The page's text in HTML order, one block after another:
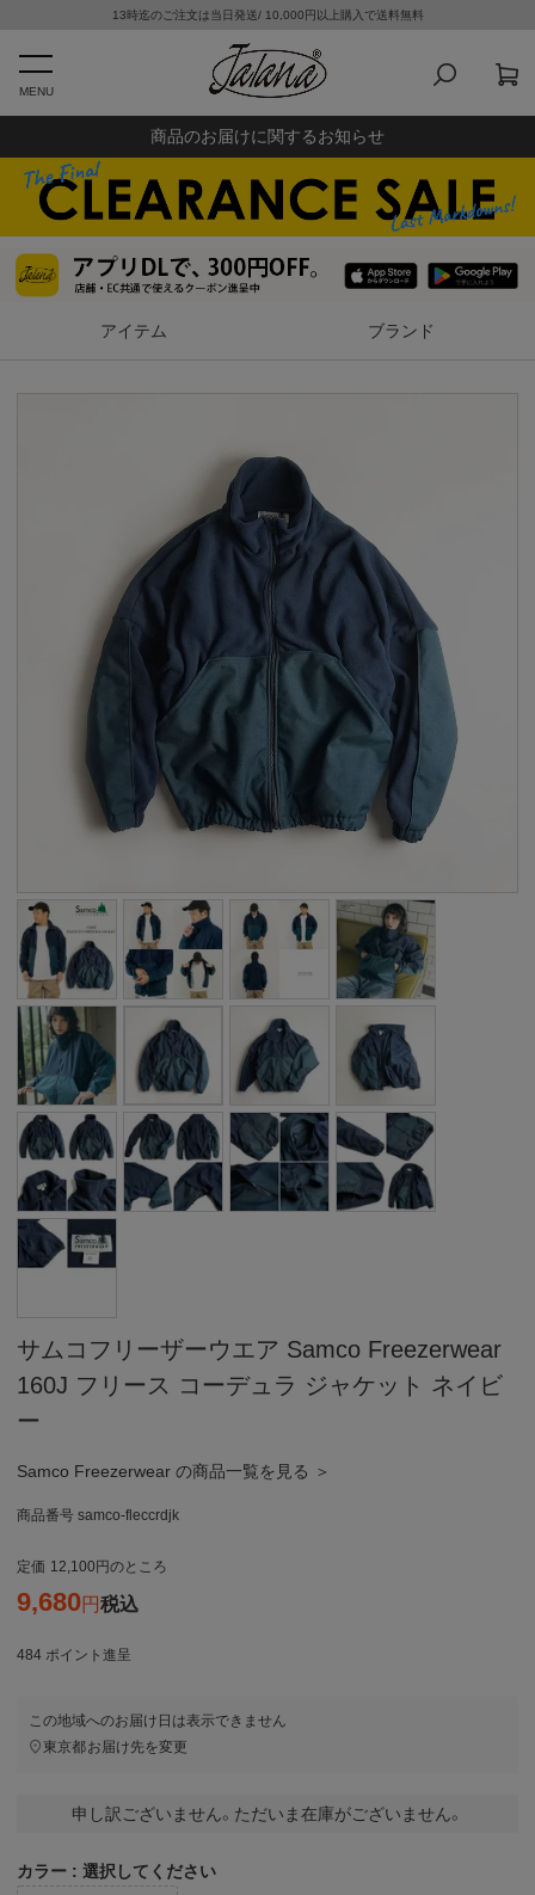
13時迄のご注文は当日発送/ 10,000円以上購入で送料無料
MENU
商品のお届けに関するお知らせ
アイテム ブランド
サムコフリーザーウエア Samco Freezerwear
160J フリース コーデュラ ジャケット ネイビ
ー
Samco Freezerwear の商品一覧を見る ＞
商品番号 samco-fleccrdjk
定価 12,100 のところ
9,680 税込
484 ポイント進呈
この地域へのお届け日は表示できません
東京都お届け先を変更
申し訳ございません。ただいま在庫がございません。
カラー 選択してください